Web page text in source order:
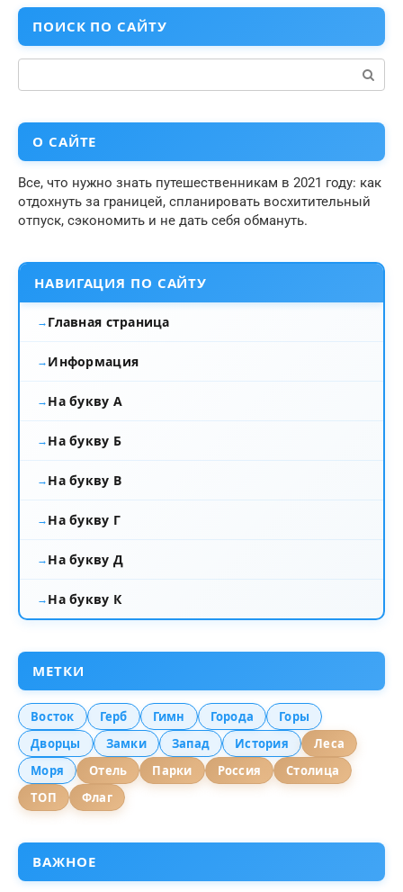
ПОИСК ПО САЙТУ
Поиск:
О САЙТЕ
Все, что нужно знать путешественникам в 2021 году: как
отдохнуть за границей, спланировать восхитительный
отпуск, сэкономить и не дать себя обмануть.
НАВИГАЦИЯ ПО САЙТУ
Главная страница
Информация
На букву А
На букву Б
На букву В
На букву Г
На букву Д
На букву К
МЕТКИ
Восток Герб Гимн Города
Горы
Дворцы
Замки Запад История
Леса
Моря
Отель Парки Россия
Столица
ТОП
Флаг
ВАЖНОЕ